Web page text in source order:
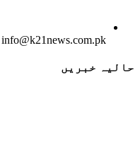
info@k21news.com.pk
حالیہ خبریں